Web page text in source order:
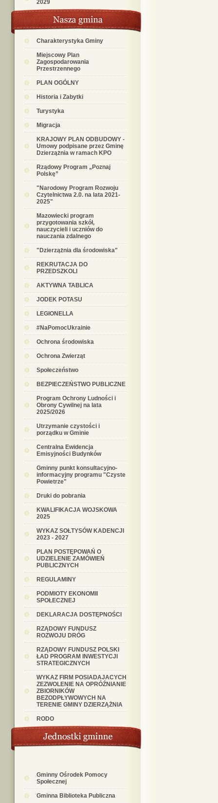
2029
Charakterystyka Gminy
Miejscowy Plan
Zagospodarowania
Przestrzennego
PLAN OGÓLNY
Historia i Zabytki
Turystyka
Migracja
KRAJOWY PLAN ODBUDOWY -
Umowy podpisane przez Gminę
Dzierzążnia w ramach KPO
Rządowy Program „Poznaj
Polskę”
"Narodowy Program Rozwoju
Czytelnictwa 2.0. na lata 2021-
2025"
Mazowiecki program
przygotowania szkół,
nauczycieli i uczniów do
nauczania zdalnego
"Dzierzążnia dla środowiska"
REKRUTACJA DO
PRZEDSZKOLI
AKTYWNA TABLICA
JODEK POTASU
LEGIONELLA
#NaPomocUkrainie
Ochrona środowiska
Ochrona Zwierząt
Społeczeństwo
BEZPIECZEŃSTWO PUBLICZNE
Program Ochrony Ludności i
Obrony Cywilnej na lata
2025/2026
Utrzymanie czystości i
porządku w Gminie
Centralna Ewidencja
Emisyjności Budynków
Gminny punkt konsultacyjno-
informacyjny programu "Czyste
Powietrze"
Druki do pobrania
KWALIFIKACJA WOJSKOWA
2025
WYKAZ SOŁTYSÓW KADENCJI
2023 - 2027
PLAN POSTĘPOWAŃ O
UDZIELENIE ZAMÓWIEŃ
PUBLICZNYCH
REGULAMINY
PODMIOTY EKONOMII
SPOŁECZNEJ
DEKLARACJA DOSTĘPNOŚCI
RZĄDOWY FUNDUSZ
ROZWOJU DRÓG
RZĄDOWY FUNDUSZ POLSKI
ŁAD PROGRAM INWESTYCJI
STRATEGICZNYCH
WYKAZ FIRM POSIADAJACYCH
ZEZWOLENIE NA OPRÓŹNIANIE
ZBIORNIKÓW
BEZODPŁYWOWYCH NA
TERENIE GMINY DZIERZĄŻNIA
RODO
Gminny Ośrodek Pomocy
Społecznej
Gminna Biblioteka Publiczna